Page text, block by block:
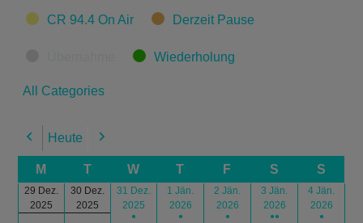
CR 94.4 On Air Derzeit Pause
Wiederholung
All Categories
Previous
Heute Next
M T W T F S S
29 Dez.
2025
30 Dez.
2025
31 Dez.
2025
●
1 Jän.
2026
●
2 Jän.
2026
●
3 Jän.
2026
●●
4 Jän.
2026
●